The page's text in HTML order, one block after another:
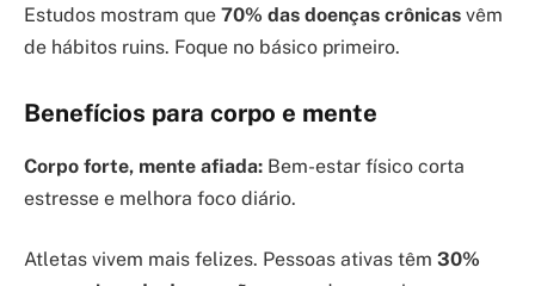
Estudos mostram que 70% das doenças crônicas vêm
de hábitos ruins. Foque no básico primeiro.
Benefícios para corpo e mente
Corpo forte, mente afiada: Bem-estar físico corta
estresse e melhora foco diário.
Atletas vivem mais felizes. Pessoas ativas têm 30%